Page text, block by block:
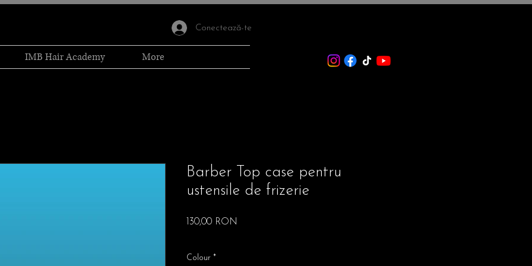
Conectează-te
IMB Hair Academy More
Barber Top case pentru
ustensile de frizerie
130,00 RON
Colour *